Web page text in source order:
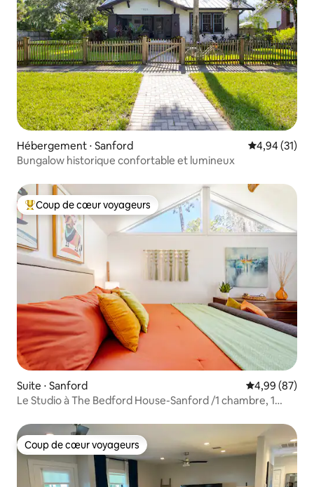
Hébergement ⋅ Sanford Évaluation
4,94 (31)
Bungalow historique confortable et lumineux
Coups de cœur voyageurs les plus appréciés
Coup de cœur voyageurs
Suite ⋅ Sanford Évaluation
4,99 (87)
Le Studio à The Bedford House-Sanford /1 chambre, 1
Coup de cœur voyageurs
Coup de cœur voyageurs